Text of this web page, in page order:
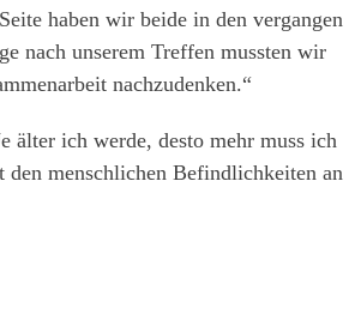
haben wir beide in den vergangen
nach unserem Treffen mussten wir
nachzudenken.“
älter ich werde, desto mehr muss ich
den menschlichen Befindlichkeiten an